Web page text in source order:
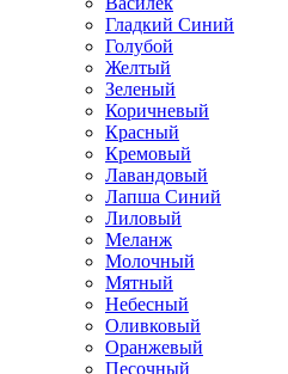
Гладкий Синий
Голубой
Желтый
Зеленый
Коричневый
Красный
Кремовый
Лавандовый
Лапша Синий
Лиловый
Меланж
Молочный
Мятный
Небесный
Оливковый
Оранжевый
Песочный